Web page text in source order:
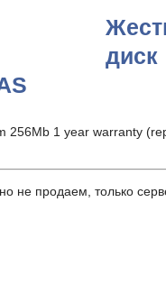
диск
256Mb 1 year warranty
не продаем, только